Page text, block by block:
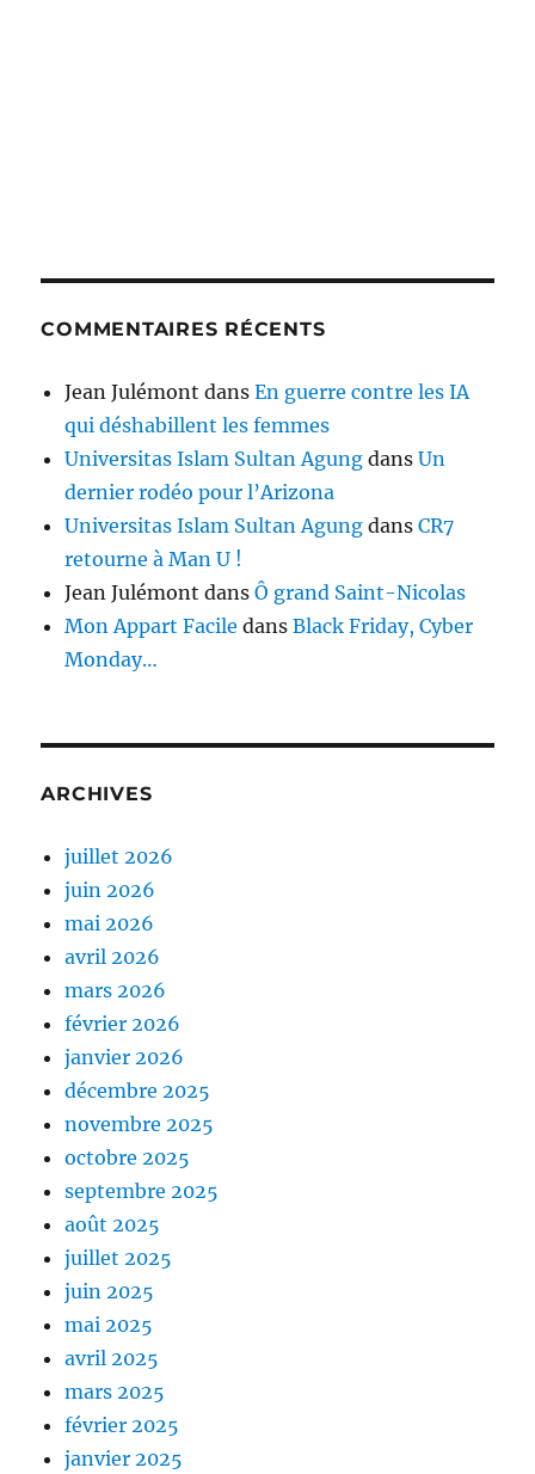
COMMENTAIRES RÉCENTS
Jean Julémont dansEn guerre contre les IA
qui déshabillent les femmes
Universitas Islam Sultan Agung dansUn
dernier rodéo pour l’Arizona
Universitas Islam Sultan Agung dansCR7
retourne à Man U !
Jean Julémont dansÔ grand Saint-Nicolas
Mon Appart Facile dansBlack Friday, Cyber
Monday…
ARCHIVES
juillet 2026
juin 2026
mai 2026
avril 2026
mars 2026
février 2026
janvier 2026
décembre 2025
novembre 2025
octobre 2025
septembre 2025
août 2025
juillet 2025
juin 2025
mai 2025
avril 2025
mars 2025
février 2025
janvier 2025